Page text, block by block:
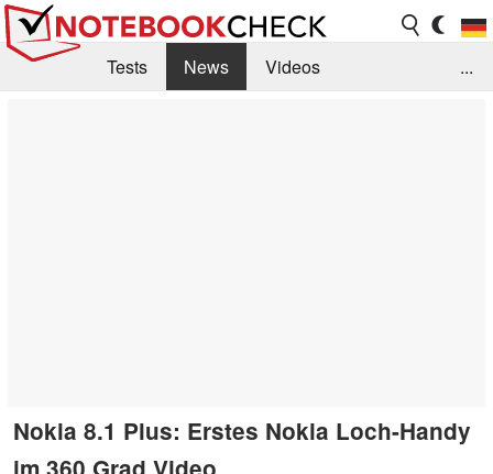
Tests News
Videos
...
Nokia 8.1 Plus: Erstes Nokia Loch-Handy